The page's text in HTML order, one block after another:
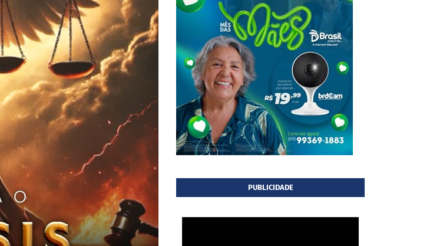
PUBLICIDADE